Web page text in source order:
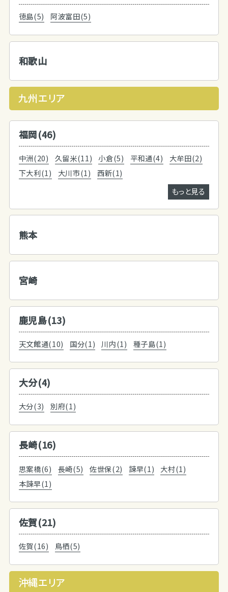
徳島(5) 阿波富田(5)
和歌山
九州エリア
福岡(46)
中洲(20) 久留米(11) 小倉(5) 平和通(4)
大牟田(2)
下大利(1)
大川市(1)
西新(1)
もっと見る
熊本
宮崎
鹿児島(13)
天文館通(10) 国分(1) 川内(1) 種子島(1)
大分(4)
大分(3) 別府(1)
長崎(16)
思案橋(6) 長崎(5) 佐世保(2) 諫早(1)
大村(1)
本諫早(1)
佐賀(21)
佐賀(16) 鳥栖(5)
沖縄エリア